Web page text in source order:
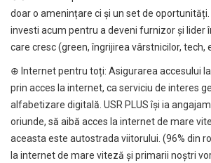
doar o amenințare ci și un set de
investi acum pentru a deveni furnizor și lider
care cresc (green, îngrijirea vârstnicilor, tech,
⊕ Internet pentru toți: Asigurarea accesului
prin acces la internet, ca serviciu de interes
alfabetizare digitală. USR PLUS își ia
oriunde, să aibă acces la internet de mare
aceasta este autostrada viitorului. (96% din
la internet de mare viteză și primarii noștri